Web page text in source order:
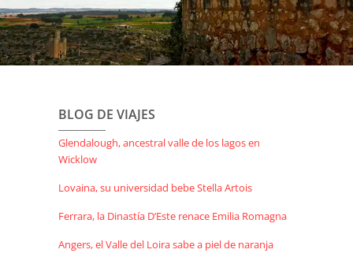
BLOG DE VIAJES
Glendalough, ancestral valle de los lagos en
Wicklow
Lovaina, su universidad bebe Stella Artois
Ferrara, la Dinastía D’Este renace Emilia Romagna
Angers, el Valle del Loira sabe a piel de naranja